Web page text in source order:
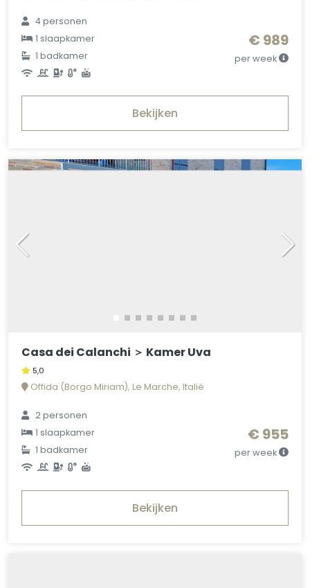
4 personen
1 slaapkamer
1 badkamer
€ 989
per week
Bekijken
Casa dei Calanchi ＞ Kamer Uva
5,0
Offida (Borgo Miriam), Le Marche, Italië
2 personen
1 slaapkamer
1 badkamer
€ 955
per week
Bekijken